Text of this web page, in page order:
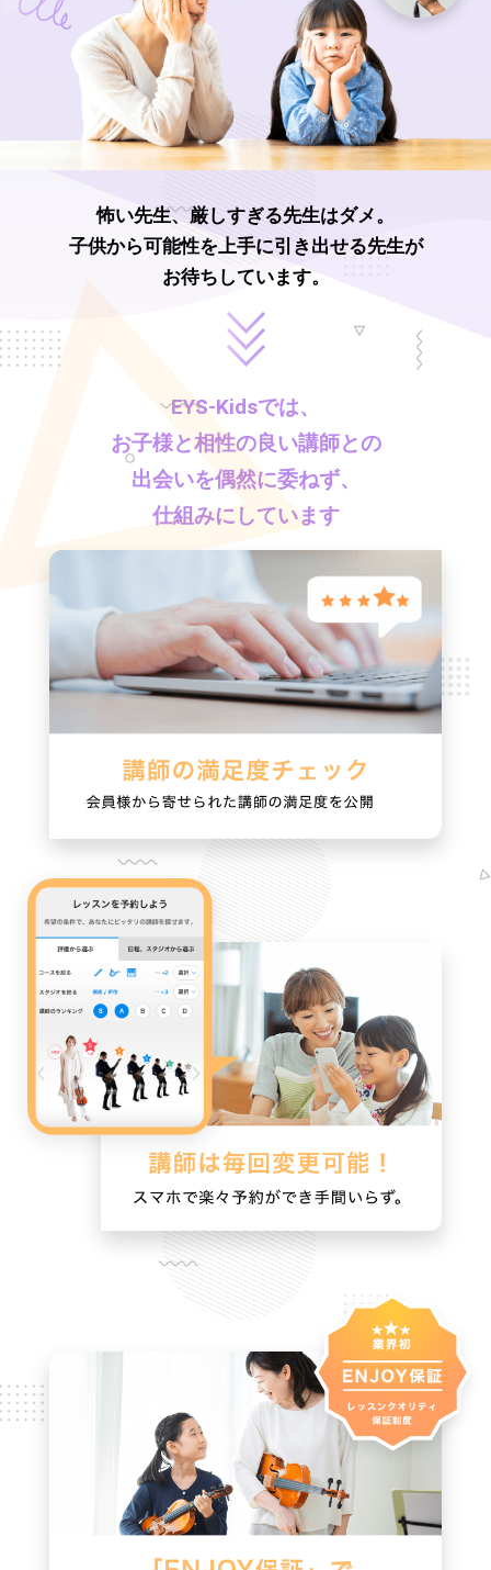
怖い先生、厳しすぎる先生はダメ。
子供から可能性を上手に引き出せる先生が
お待ちしています。
EYS-Kidsでは、
お子様と相性の良い講師との
出会いを偶然に委ねず、
仕組みにしています